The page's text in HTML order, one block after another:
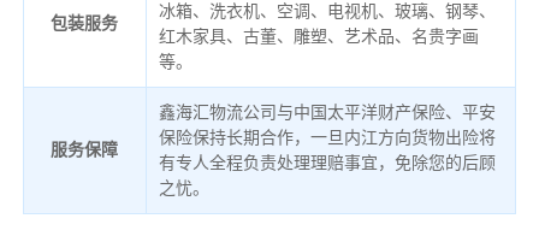
包装服务
冰箱、洗衣机、空调、电视机、玻璃、钢琴、
红木家具、古董、雕塑、艺术品、名贵字画
等。
服务保障
鑫海汇物流公司与中国太平洋财产保险、平安
保险保持长期合作，一旦内江方向货物出险将
有专人全程负责处理理赔事宜，免除您的后顾
之忧。